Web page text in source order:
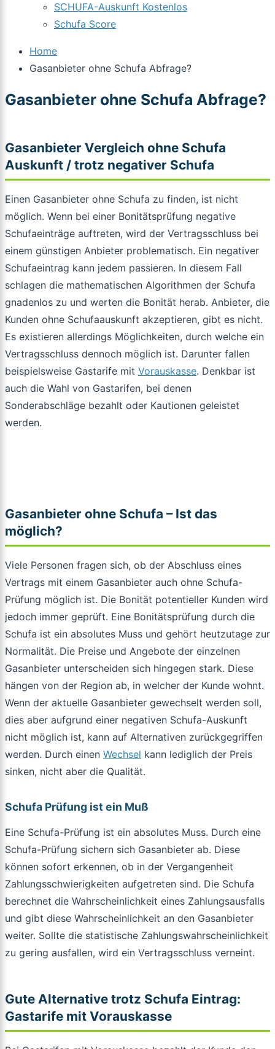
SCHUFA-Auskunft Kostenlos
Schufa Score
Home
Gasanbieter ohne Schufa Abfrage?
Gasanbieter ohne Schufa Abfrage?
Gasanbieter Vergleich ohne Schufa
Auskunft / trotz negativer Schufa
Einen Gasanbieter ohne Schufa zu finden, ist nicht
möglich. Wenn bei einer Bonitätsprüfung negative
Schufaeinträge auftreten, wird der Vertragsschluss bei
einem günstigen Anbieter problematisch. Ein negativer
Schufaeintrag kann jedem passieren. In diesem Fall
schlagen die mathematischen Algorithmen der Schufa
gnadenlos zu und werten die Bonität herab. Anbieter, die
Kunden ohne Schufaauskunft akzeptieren, gibt es nicht.
Es existieren allerdings Möglichkeiten, durch welche ein
Vertragsschluss dennoch möglich ist. Darunter fallen
beispielsweise Gastarife mit Vorauskasse. Denkbar ist
auch die Wahl von Gastarifen, bei denen
Sonderabschläge bezahlt oder Kautionen geleistet
werden.
Gasanbieter ohne Schufa – Ist das
möglich?
Viele Personen fragen sich, ob der Abschluss eines
Vertrags mit einem Gasanbieter auch ohne Schufa-
Prüfung möglich ist. Die Bonität potentieller Kunden wird
jedoch immer geprüft. Eine Bonitätsprüfung durch die
Schufa ist ein absolutes Muss und gehört heutzutage zur
Normalität. Die Preise und Angebote der einzelnen
Gasanbieter unterscheiden sich hingegen stark. Diese
hängen von der Region ab, in welcher der Kunde wohnt.
Wenn der aktuelle Gasanbieter gewechselt werden soll,
dies aber aufgrund einer negativen Schufa-Auskunft
nicht möglich ist, kann auf Alternativen zurückgegriffen
werden. Durch einen Wechsel kann lediglich der Preis
sinken, nicht aber die Qualität.
Schufa Prüfung ist ein Muß
Eine Schufa-Prüfung ist ein absolutes Muss. Durch eine
Schufa-Prüfung sichern sich Gasanbieter ab. Diese
können sofort erkennen, ob in der Vergangenheit
Zahlungsschwierigkeiten aufgetreten sind. Die Schufa
berechnet die Wahrscheinlichkeit eines Zahlungsausfalls
und gibt diese Wahrscheinlichkeit an den Gasanbieter
weiter. Sollte die statistische Zahlungswahrscheinlichkeit
zu gering ausfallen, wird ein Vertragsschluss verneint.
Gute Alternative trotz Schufa Eintrag:
Gastarife mit Vorauskasse